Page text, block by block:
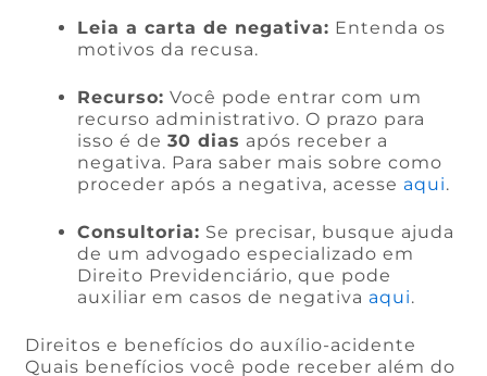
Leia a carta de negativa: Entenda os
motivos da recusa.
Recurso: Você pode entrar com um
recurso administrativo. O prazo para
isso é de30 dias após receber a
negativa. Para saber mais sobre como
proceder após a negativa, acesse aqui.
Consultoria: Se precisar, busque ajuda
de um advogado especializado em
Direito Previdenciário, que pode
auxiliar em casos de negativa aqui.
Direitos e benefícios do auxílio-acidente
Quais benefícios você pode receber além do